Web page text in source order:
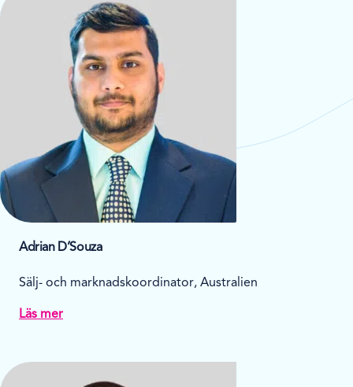
Adrian D’Souza
Sälj- och marknadskoordinator, Australien
Läs mer